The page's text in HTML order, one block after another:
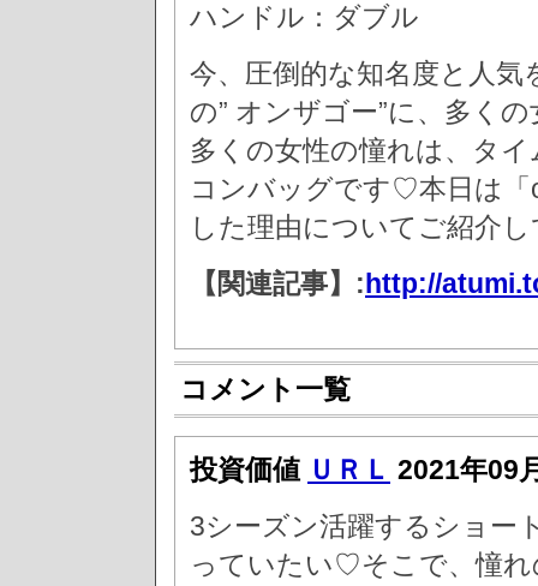
ハンドル：ダブル
今、圧倒的な知名度と人
の” オンザゴー”に、多く
多くの女性の憧れは、タ
コンバッグです♡本日は「
した理由についてご紹介
【関連記事】:http://
コメント一覧
投資価値 ＵＲＬ 2021年09
3シーズン活躍するショー
っていたい♡そこで、憧